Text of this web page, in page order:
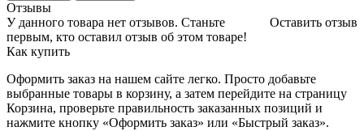
Отзывы
Оставить отзыв
У данного товара нет отзывов. Станьте
первым, кто оставил отзыв об этом товаре!
Как купить
Оформить заказ на нашем сайте легко. Просто добавьте
выбранные товары в корзину, а затем перейдите на страницу
Корзина, проверьте правильность заказанных позиций и
нажмите кнопку «Оформить заказ» или «Быстрый заказ».